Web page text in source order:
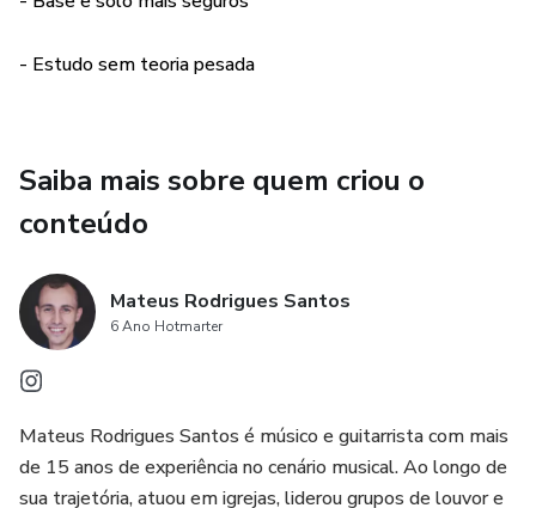
✔ Diferença prática entre campo harmônico maior e menor
✔ Guitarristas iniciantes e intermediários
✔ Quem quer melhorar base e solo
✔ Quem quer aprender sem teoria acadêmica
👉 Serve para quem toca em casa, em banda, na igreja ou
por hobby.
- Estudo sem teoria pesada
Saiba mais sobre quem criou o
conteúdo
Mateus Rodrigues Santos
6 Ano Hotmarter
Mateus Rodrigues Santos é músico e guitarrista com mais
de 15 anos de experiência no cenário musical. Ao longo de
sua trajetória, atuou em igrejas, liderou grupos de louvor e